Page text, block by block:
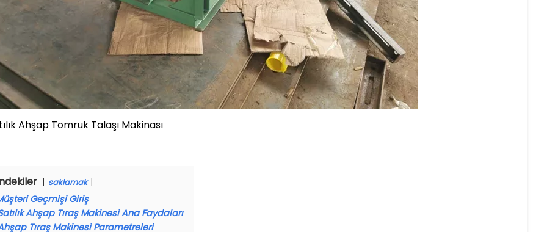
Ahşap Tomruk Talaşı Makinası
saklamak
Geçmişi Giriş
Ahşap Tıraş Makinesi Ana Faydaları
Tıraş Makinesi Parametreleri